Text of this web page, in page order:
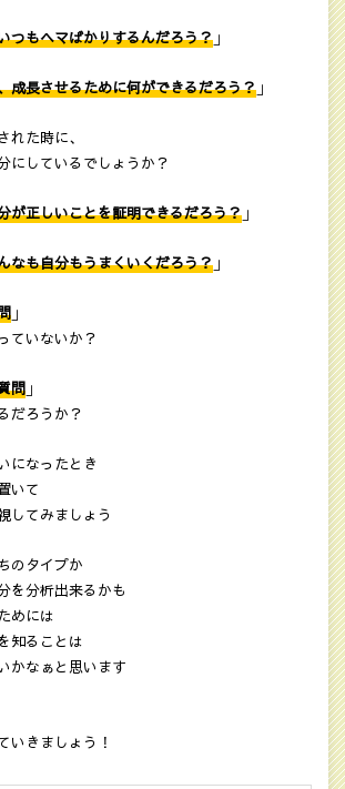
つもヘマばかりするんだろう？ 」
成長させるために何ができるだろう？ 」
れた時に、
にしているでしょうか？
が正しいことを証明できるだろう？ 」
なも自分もうまくいくだろう？ 」
」
ていないか？
問 」
だろうか？
になったとき
いて
してみましょう
のタイプか
を分析出来るかも
めには
知ることは
かなぁと思います
いきましょう！